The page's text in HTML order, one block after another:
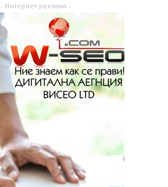
- Интернет реклама -